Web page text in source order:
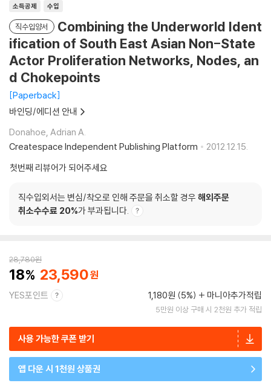
소득공제 수입
직수입양서
Combining the Underworld Ident
ification of South East Asian Non-State
Actor Proliferation Networks, Nodes, an
d Chokepoints
Paperback
바인딩/에디션 안내
Donahoe, Adrian A.
Createspace Independent Publishing Platform
2012.12.15.
첫번째 리뷰어가 되어주세요
직수입외서는 변심/착오로 인해 주문을 취소할 경우 해외주문
취소수수료 20%가 부과됩니다.
28,780원
18 23,590
YES포인트 1,180원 (5%) 마니아추가적립
5만원 이상 구매 시 2천원 추가 적립
사용 가능한 쿠폰 받기
앱 다운 시 1천원 상품권